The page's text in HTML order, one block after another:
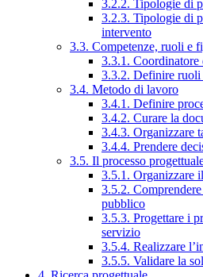
3.2.2. Tipologie di
3.2.3. Tipologie di
intervento
3.3. Competenze, ruoli e
3.3.1. Coordinatore
3.3.2. Definire ruoli
3.4. Metodo di lavoro
3.4.1. Definire
3.4.2. Curare la
3.4.3. Organizzare
3.4.4. Prendere
3.5. Il processo
3.5.1. Organizzare
3.5.2.
pubblico
3.5.3. Progettare i
servizio
3.5.4. Realizzare
3.5.5. Validare la